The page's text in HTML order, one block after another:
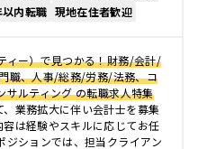
内転職 現地在住者歓迎
ィー）で見つかる！財務/会計/
職、人事/総務/労務/法務、コ
サルティング の転職求人特集
業務拡大に伴い会計士を募集
容は経験やスキルに応じてお任
ジションでは、担当クライアン